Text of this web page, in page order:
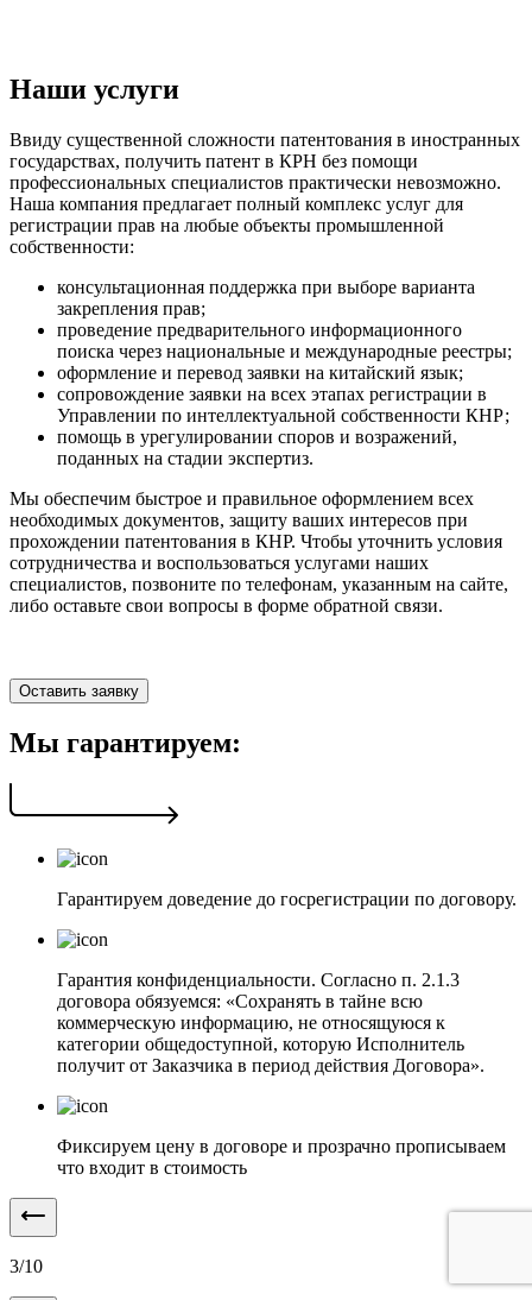
Наши услуги
Ввиду существенной сложности патентования в иностранных
государствах, получить патент в КРН без помощи
профессиональных специалистов практически невозможно.
Наша компания предлагает полный комплекс услуг для
регистрации прав на любые объекты промышленной
собственности:
консультационная поддержка при выборе варианта
закрепления прав;
проведение предварительного информационного
поиска через национальные и международные реестры;
оформление и перевод заявки на китайский язык;
сопровождение заявки на всех этапах регистрации в
Управлении по интеллектуальной собственности КНР;
помощь в урегулировании споров и возражений,
поданных на стадии экспертиз.
Мы обеспечим быстрое и правильное оформлением всех
необходимых документов, защиту ваших интересов при
прохождении патентования в КНР. Чтобы уточнить условия
сотрудничества и воспользоваться услугами наших
специалистов, позвоните по телефонам, указанным на сайте,
либо оставьте свои вопросы в форме обратной связи.
Оставить заявку
Мы гарантируем:
Гарантируем доведение до госрегистрации по договору.
Гарантия конфиденциальности. Согласно п. 2.1.3
договора обязуемся: «Сохранять в тайне всю
коммерческую информацию, не относящуюся к
категории общедоступной, которую Исполнитель
получит от Заказчика в период действия Договора».
Фиксируем цену в договоре и прозрачно прописываем
что входит в стоимость
3/10